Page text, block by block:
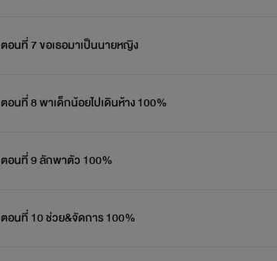
ตอนที่ 7 ขอเธอมาเป็นนายหญิง
ตอนที่ 8 พาเด็กน้อยไปเดินห้าง 100%
ตอนที่ 9 ลักพาตัว 100%
ตอนที่ 10 ช่วย&จัดการ 100%